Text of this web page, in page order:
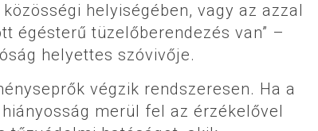
helyiségében, vagy az azzal
égésterű tüzelőberendezés van” –
helyettes szóvivője.
végzik rendszeresen. Ha a
merül fel az érzékelővel